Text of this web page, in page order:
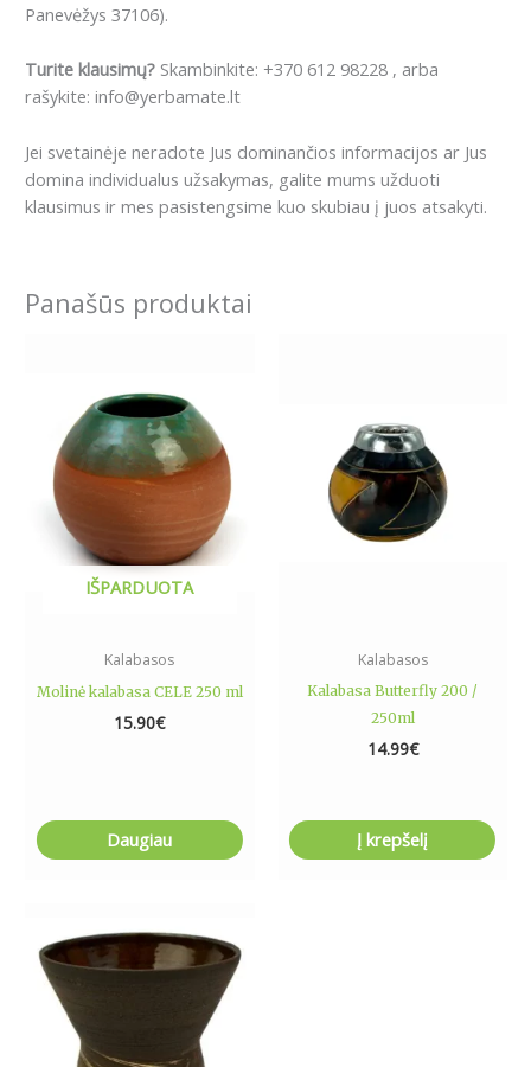
Panevėžys 37106).
Turite klausimų? Skambinkite: +370 612 98228 , arba
rašykite: info@yerbamate.lt
Jei svetainėje neradote Jus dominančios informacijos ar Jus
domina individualus užsakymas, galite mums užduoti
klausimus ir mes pasistengsime kuo skubiau į juos atsakyti.
Panašūs produktai
IŠPARDUOTA
Kalabasos
Molinė kalabasa CELE 250 ml
15.90€
Daugiau
Kalabasos
Kalabasa Butterfly 200 /
250ml
14.99€
Į krepšelį